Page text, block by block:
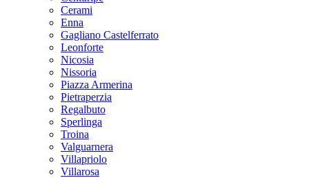
Cerami
Enna
Gagliano Castelferrato
Leonforte
Nicosia
Nissoria
Piazza Armerina
Pietraperzia
Regalbuto
Sperlinga
Troina
Valguarnera
Villapriolo
Villarosa